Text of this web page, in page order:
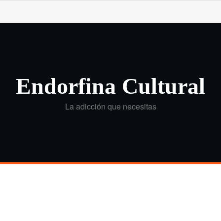
Endorfina Cultural
La adicción que necesitas